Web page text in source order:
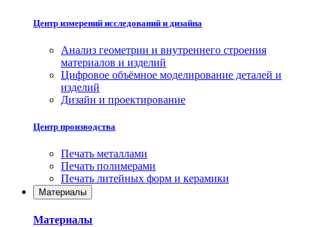
Центр измерений исследований и дизайна
Анализ геометрии и внутреннего строения
материалов и изделий
Цифровое объёмное моделирование деталей и
изделий
Дизайн и проектирование
Центр производства
Печать металлами
Печать полимерами
Печать литейных форм и керамики
Материалы
Материалы